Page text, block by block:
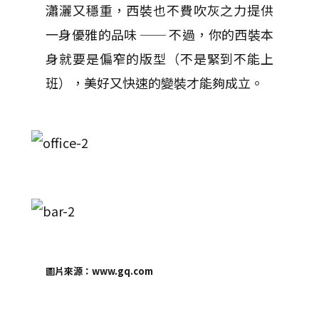
瀟灑又穩重，西裝也不費吹灰之力提供
一身優雅的品味 ── 不過，你的西裝本
身就要是偏窄的版型（不是緊到不能上
班），美好又快速的變裝才能夠成立。
圖片來源：www.gq.com